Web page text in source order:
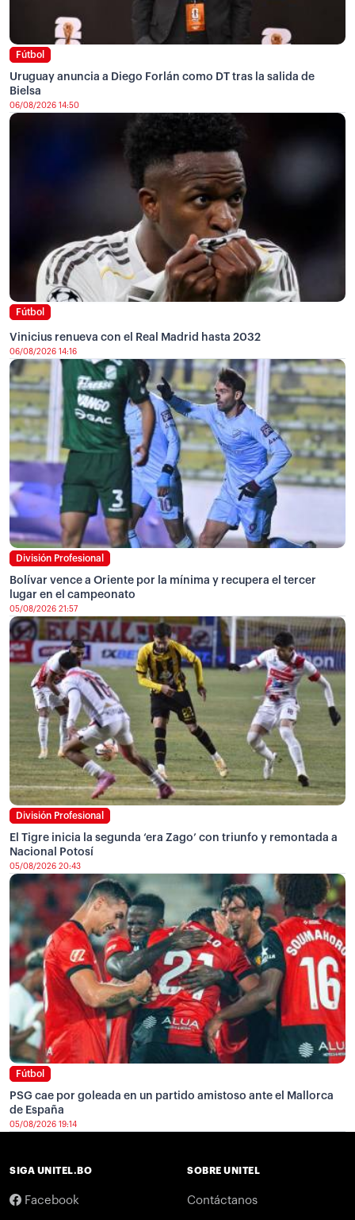
Fútbol
Uruguay anuncia a Diego Forlán como DT tras la salida de
Bielsa
06/08/2026 14:50
Fútbol
Vinicius renueva con el Real Madrid hasta 2032
06/08/2026 14:16
División Profesional
Bolívar vence a Oriente por la mínima y recupera el tercer
lugar en el campeonato
05/08/2026 21:57
División Profesional
El Tigre inicia la segunda ‘era Zago’ con triunfo y remontada a
Nacional Potosí
05/08/2026 20:43
Fútbol
PSG cae por goleada en un partido amistoso ante el Mallorca
de España
05/08/2026 19:14
SIGA UNITEL.BO
Facebook
SOBRE UNITEL
Contáctanos